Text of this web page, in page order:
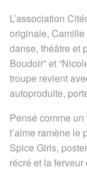
L’association
originale, Camille
danse, théâtre et
Boudoir” et
troupe revient
autoproduite,
Pensé comme
t’aime ramène
Spice Girls,
récré et la